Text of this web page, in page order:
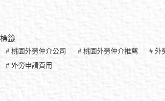
標籤
#桃園外勞仲介公司 #桃園外勞仲介推薦 # 外
#外勞申請費用